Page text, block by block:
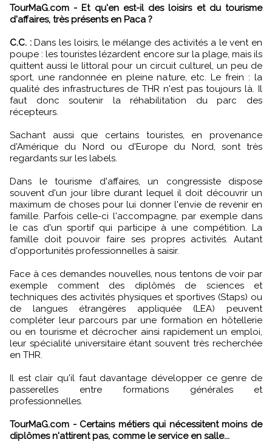
TourMaG.com - Et qu'en est-il des loisirs et du tourisme
d'affaires, très présents en Paca ?
C.C. :Dans les loisirs, le mélange des activités a le vent en
poupe : les touristes lézardent encore sur la plage, mais ils
quittent aussi le littoral pour un circuit culturel, un peu de
sport, une randonnée en pleine nature, etc. Le frein : la
qualité des infrastructures de THR n'est pas toujours là. Il
faut donc soutenir la réhabilitation du parc des
récepteurs.
Sachant aussi que certains touristes, en provenance
d'Amérique du Nord ou d'Europe du Nord, sont très
regardants sur les labels.
Dans le tourisme d'affaires, un congressiste dispose
souvent d'un jour libre durant lequel il doit découvrir un
maximum de choses pour lui donner l'envie de revenir en
famille. Parfois celle-ci l'accompagne, par exemple dans
le cas d'un sportif qui participe à une compétition. La
famille doit pouvoir faire ses propres activités. Autant
d'opportunités professionnelles à saisir.
Face à ces demandes nouvelles, nous tentons de voir par
exemple comment des diplômés de sciences et
techniques des activités physiques et sportives (Staps) ou
de langues étrangères appliquée (LEA) peuvent
compléter leur parcours par une formation en hôtellerie
ou en tourisme et décrocher ainsi rapidement un emploi,
leur spécialité universitaire étant souvent très recherchée
en THR.
Il est clair qu'il faut davantage développer ce genre de
passerelles entre formations générales et
professionnelles.
TourMaG.com - Certains métiers qui nécessitent moins de
diplômes n'attirent pas, comme le service en salle...